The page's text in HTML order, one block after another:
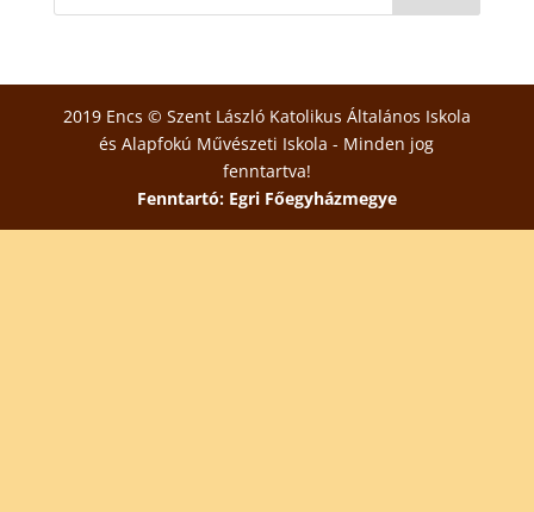
2019 Encs © Szent László Katolikus Általános Iskola
és Alapfokú Művészeti Iskola - Minden jog
fenntartva!
Fenntartó: Egri Főegyházmegye